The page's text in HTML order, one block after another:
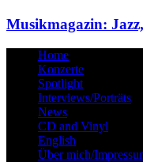
Musikmagazin:
Home
Konzerte
Spotlight
Interviews/Porträts
News
CD and Vinyl
English
Über mich/